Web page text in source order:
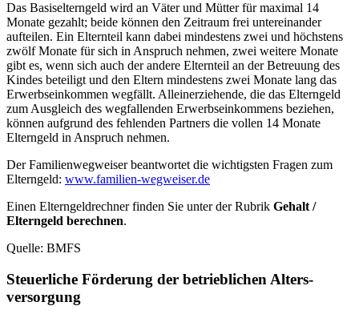
Das Basiselterngeld wird an Väter und Mütter für maximal 14
Monate gezahlt; beide können den Zeitraum frei untereinander
aufteilen. Ein Elternteil kann dabei mindestens zwei und höchstens
zwölf Monate für sich in Anspruch nehmen, zwei weitere Monate
gibt es, wenn sich auch der andere Elternteil an der Betreuung des
Kindes beteiligt und den Eltern mindestens zwei Monate lang das
Erwerbseinkommen wegfällt. Alleinerziehende, die das Elterngeld
zum Ausgleich des wegfallenden Erwerbseinkommens beziehen,
können aufgrund des fehlenden Partners die vollen 14 Monate
Elterngeld in Anspruch nehmen.
Der Familienwegweiser beantwortet die wichtigsten Fragen zum
Elterngeld: www.familien-wegweiser.de
Einen Elterngeldrechner finden Sie unter der Rubrik Gehalt /
Elterngeld berechnen.
Quelle: BMFS
Steuer­liche Förderung der betrieb­lichen Alters­
versorgung